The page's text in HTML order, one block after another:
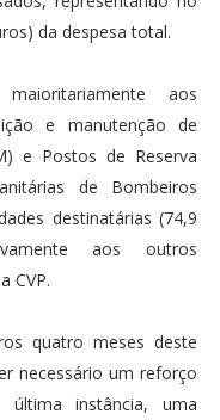
da despesa total.
aos
e manutenção de
e Postos de Reserva
de Bombeiros
destinatárias (74,9
aos outros
CVP.
quatro meses deste
necessário um reforço
instância, uma